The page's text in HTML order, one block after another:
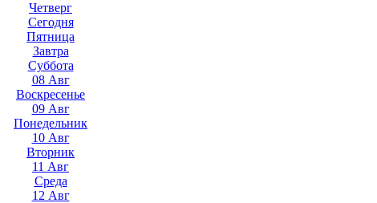
Четверг
Сегодня
Пятница
Завтра
Суббота
08 Авг
Воскресенье
09 Авг
Понедельник
10 Авг
Вторник
11 Авг
Среда
12 Авг